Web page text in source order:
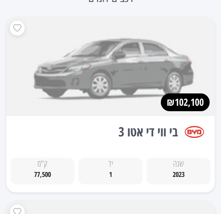
₪102,100
בי ווי די אטו 3
שנה
2023
יד
1
ק"מ
77,500